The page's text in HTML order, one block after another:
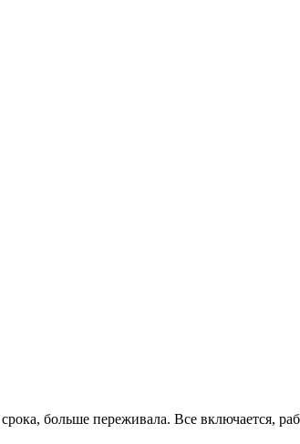
больше переживала. Все включается,